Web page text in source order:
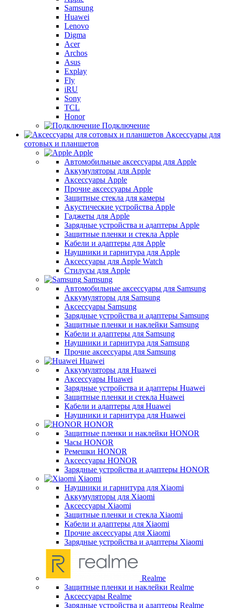
Samsung
Huawei
Lenovo
Digma
Acer
Archos
Asus
Explay
Fly
iRU
Sony
TCL
Honor
Подключение
Аксессуары для
сотовых и планшетов
Apple
Автомобильные аксессуары для Apple
Аккумуляторы для Apple
Аксессуары Apple
Прочие аксессуары Apple
Защитные стекла для камеры
Акустические устройства Apple
Гаджеты для Apple
Зарядные устройства и адаптеры Apple
Защитные пленки и стекла Apple
Кабели и адаптеры для Apple
Наушники и гарнитура для Apple
Аксессуары для Apple Watch
Стилусы для Apple
Samsung
Автомобильные аксессуары для Samsung
Аккумуляторы для Samsung
Аксессуары Samsung
Зарядные устройства и адаптеры Samsung
Защитные пленки и наклейки Samsung
Кабели и адаптеры для Samsung
Наушники и гарнитура для Samsung
Прочие аксессуары для Samsung
Huawei
Аккумуляторы для Huawei
Аксессуары Huawei
Зарядные устройства и адаптеры Huawei
Защитные пленки и стекла Huawei
Кабели и адаптеры для Huawei
Наушники и гарнитура для Huawei
HONOR
Защитные пленки и наклейки HONOR
Часы HONOR
Ремешки HONOR
Аксессуары HONOR
Зарядные устройства и адаптеры HONOR
Xiaomi
Наушники и гарнитура для Xiaomi
Аккумуляторы для Xiaomi
Аксессуары Xiaomi
Защитные пленки и стекла Xiaomi
Кабели и адаптеры для Xiaomi
Прочие аксессуары для Xiaomi
Зарядные устройства и адаптеры Xiaomi
Realme
Защитные пленки и наклейки Realme
Аксессуары Realme
Зарядные устройства и адаптеры Realme